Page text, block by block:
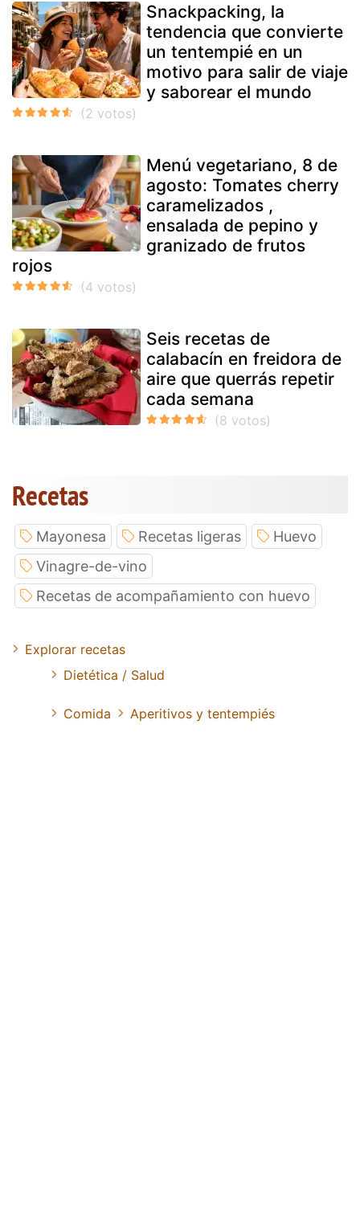
Snackpacking, la
tendencia que convierte
un tentempié en un
motivo para salir de viaje
y saborear el mundo
Menú vegetariano, 8 de
agosto: Tomates cherry
caramelizados ,
ensalada de pepino y
granizado de frutos
rojos
Seis recetas de
calabacín en freidora de
aire que querrás repetir
cada semana
Recetas
Mayonesa Recetas ligeras
Huevo
Vinagre-de-vino
Recetas de acompañamiento con huevo
Explorar recetas
Dietética / Salud
Comida Aperitivos y tentempiés